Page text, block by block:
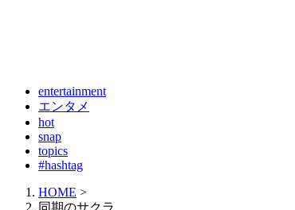
entertainment
エンタメ
hot
snap
topics
#hashtag
HOME >
同期のサクラ